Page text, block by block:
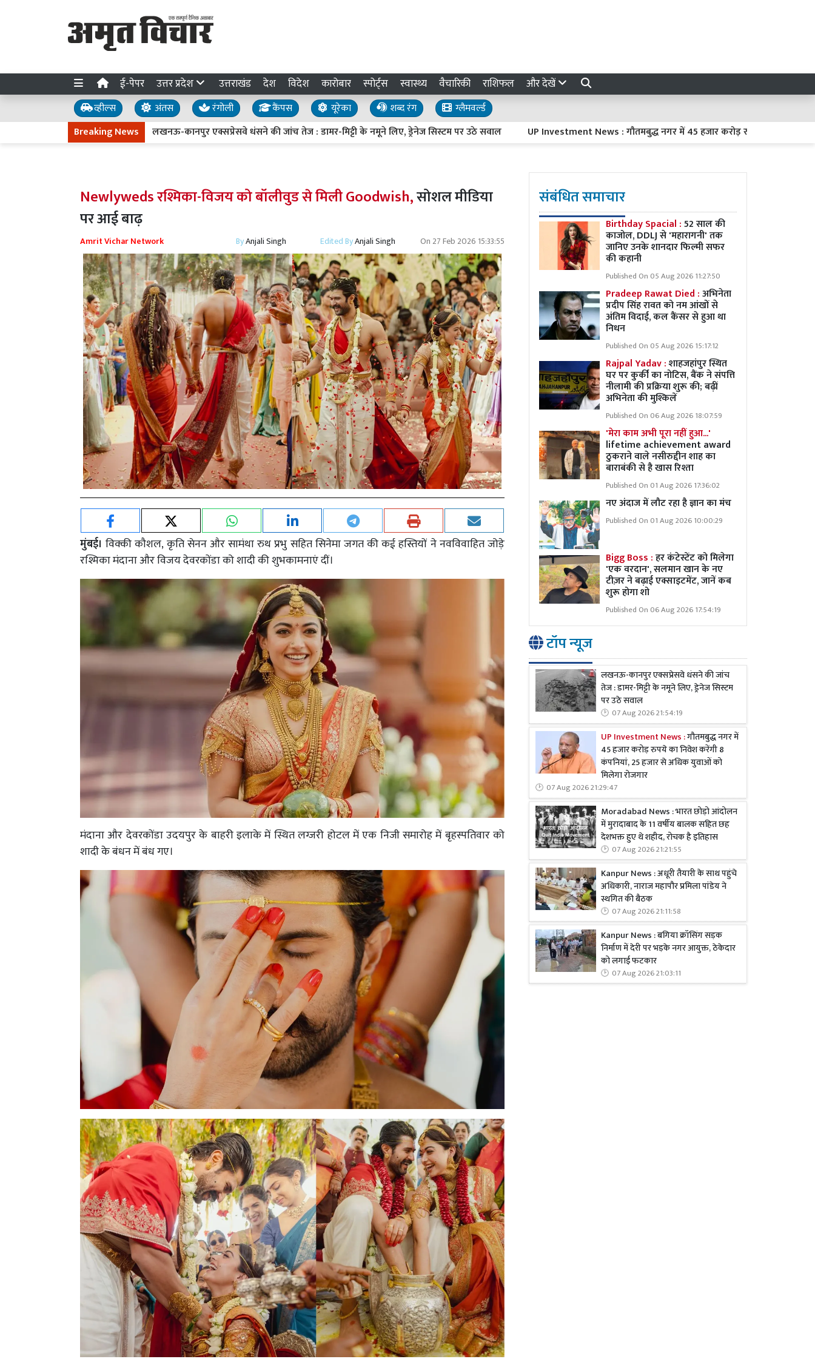
ई-पेपर उत्तर प्रदेश उत्तराखंड देश विदेश कारोबार स्पोर्ट्स स्वास्थ्य वैचारिकी राशिफल और देखें
व्हील्स अंतस रंगोली कैंपस यूरेका शब्द रंग
ग्लैमवर्ल्ड
Breaking Newsलखनऊ-कानपुर एक्सप्रेसवे धंसने की जांच तेज : डामर-मिट्टी के नमूने लिए, ड्रेनेज सिस्टम पर उठे सवाल UP Investment News : गौतमबुद्ध नगर में 45 हजार करोड़ रुपये का निवेश करेंगी 8
Newlyweds रश्मिका-विजय को बॉलीवुड से मिली Goodwish,सोशल मीडिया
पर आई बाढ़
Amrit Vichar Network ByAnjali Singh Edited ByAnjali Singh On 27 Feb 2026 15:33:55
मुंबई।विक्की कौशल, कृति सेनन और सामंथा रुथ प्रभु सहित सिनेमा जगत की कई हस्तियों ने नवविवाहित जोड़े
रश्मिका मंदाना और विजय देवरकोंडा को शादी की शुभकामनाएं दीं।
मंदाना और देवरकोंडा उदयपुर के बाहरी इलाके में स्थित लग्जरी होटल में एक निजी समारोह में बृहस्पतिवार को
शादी के बंधन में बंध गए।
संबंधित समाचार
Birthday Spacial :52 साल की
काजोल, DDLJ से 'महारागनी' तक
जानिए उनके शानदार फिल्मी सफर
की कहानी
Published On 05 Aug 2026 11:27:50
Pradeep Rawat Died :अभिनेता
प्रदीप सिंह रावत को नम आंखों से
अंतिम विदाई, कल कैंसर से हुआ था
निधन
Published On 05 Aug 2026 15:17:12
Rajpal Yadav :शाहजहांपुर स्थित
घर पर कुर्की का नोटिस, बैंक ने संपत्ति
नीलामी की प्रक्रिया शुरू की; बढ़ीं
अभिनेता की मुश्किलें
Published On 06 Aug 2026 18:07:59
'मेरा काम अभी पूरा नहीं हुआ...'
lifetime achievement award
ठुकराने वाले नसीरुद्दीन शाह का
बाराबंकी से है खास रिश्ता
Published On 01 Aug 2026 17:36:02
नए अंदाज में लौट रहा है ज्ञान का मंच
Published On 01 Aug 2026 10:00:29
Bigg Boss :हर कंटेस्टेंट को मिलेगा
'एक वरदान', सलमान खान के नए
टीज़र ने बढ़ाई एक्साइटमेंट, जानें कब
शुरू होगा शो
Published On 06 Aug 2026 17:54:19
टॉप न्यूज
लखनऊ-कानपुर एक्सप्रेसवे धंसने की जांच
तेज : डामर-मिट्टी के नमूने लिए, ड्रेनेज सिस्टम
पर उठे सवाल
07 Aug 2026 21:54:19
UP Investment News :गौतमबुद्ध नगर में
45 हजार करोड़ रुपये का निवेश करेंगी 8
कंपनियां, 25 हजार से अधिक युवाओं को
मिलेगा रोजगार
07 Aug 2026 21:29:47
Moradabad News : भारत छोड़ो आंदोलन
में मुरादाबाद के 11 वर्षीय बालक सहित छह
देशभक्त हुए थे शहीद, रोचक है इतिहास
07 Aug 2026 21:21:55
Kanpur News : अधूरी तैयारी के साथ पहुंचे
अधिकारी, नाराज महापौर प्रमिला पांडेय ने
स्थगित की बैठक
07 Aug 2026 21:11:58
Kanpur News : बगिया क्रॉसिंग सड़क
निर्माण में देरी पर भड़के नगर आयुक्त, ठेकेदार
को लगाई फटकार
07 Aug 2026 21:03:11